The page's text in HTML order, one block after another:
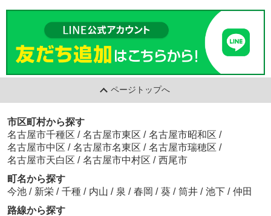
ページトップへ
市区町村から探す
名古屋市千種区 / 名古屋市東区 / 名古屋市昭和区 /
名古屋市中区 / 名古屋市名東区 / 名古屋市瑞穂区 /
名古屋市天白区 / 名古屋市中村区 / 西尾市
町名から探す
今池 / 新栄 / 千種 / 内山 / 泉 / 春岡 / 葵 / 筒井 / 池下 / 仲田
路線から探す